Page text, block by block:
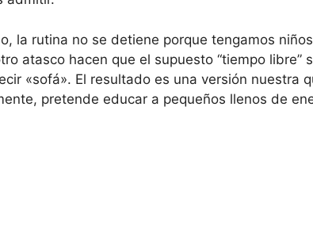
la rutina no se detiene porque tengamos
atasco hacen que el supuesto “tiempo libre”
«sofá». El resultado es una versión nuestra
pretende educar a pequeños llenos de